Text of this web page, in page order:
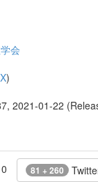
会
)
2021-01-22
81 + 260